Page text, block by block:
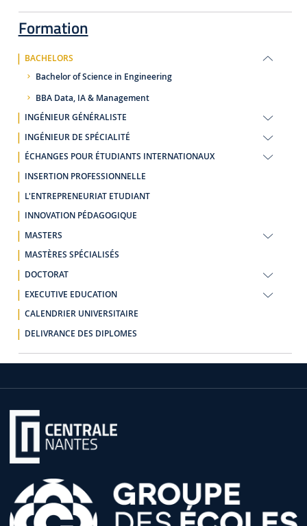
Formation
BACHELORS
Bachelor of Science in Engineering
BBA Data, IA & Management
INGÉNIEUR GÉNÉRALISTE
INGÉNIEUR DE SPÉCIALITÉ
ÉCHANGES POUR ÉTUDIANTS INTERNATIONAUX
INSERTION PROFESSIONNELLE
L'ENTREPRENEURIAT ETUDIANT
INNOVATION PÉDAGOGIQUE
MASTERS
MASTÈRES SPÉCIALISÉS
DOCTORAT
EXECUTIVE EDUCATION
CALENDRIER UNIVERSITAIRE
DELIVRANCE DES DIPLOMES